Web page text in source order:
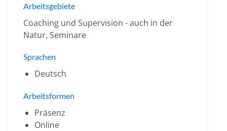
Arbeitsgebiete
Coaching und Supervision - auch in der
Natur, Seminare
Sprachen
Deutsch
Arbeitsformen
Präsenz
Online